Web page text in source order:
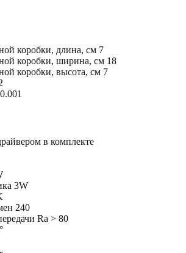
коробки, длина, см 7
коробки, ширина, см 18
коробки, высота, см 7
0.001
в комплекте
3W
240
Ra > 80